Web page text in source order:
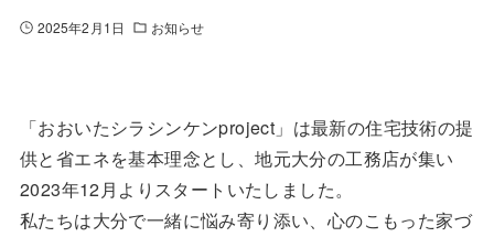
2025年2月1日 お知らせ
「おおいたシラシンケンproject」は最新の住宅技術の提
供と省エネを基本理念とし、地元大分の工務店が集い
2023年12月よりスタートいたしました。
私たちは大分で一緒に悩み寄り添い、心のこもった家づ